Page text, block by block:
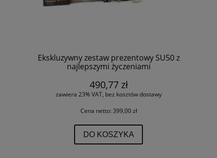
Ekskluzywny zestaw prezentowy SU50 z
najlepszymi życzeniami
490,77 zł
zawiera 23% VAT, bez kosztów dostawy
Cena netto: 399,00 zł
DO KOSZYKA